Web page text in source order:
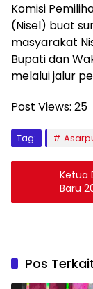
Komisi
(Nisel) buat
masyarakat
Bupati dan
melalui jalur
Post Views: 25
Tag:
Ketua
Baru
Pos